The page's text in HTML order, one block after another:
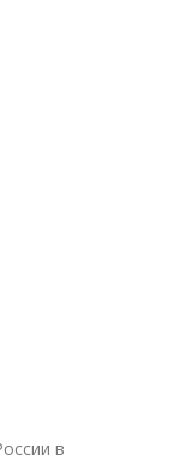
в